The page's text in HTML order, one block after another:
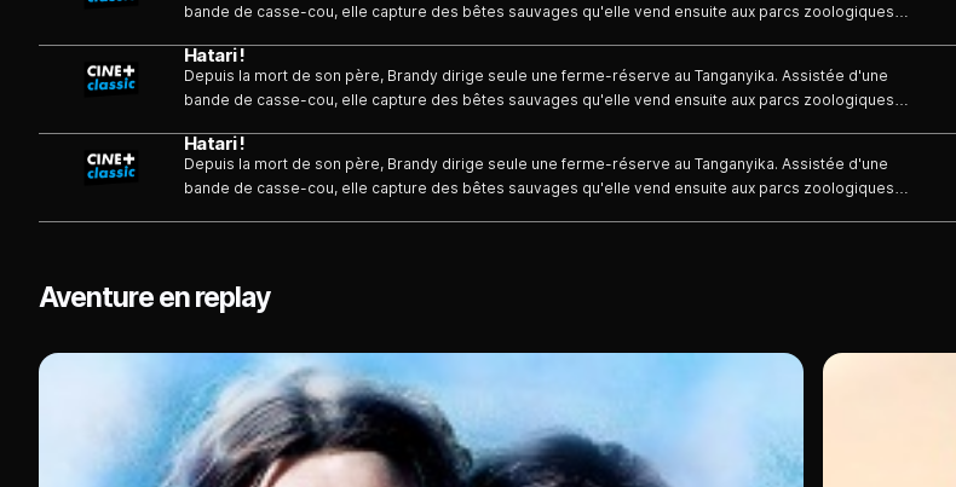
bande de casse-cou, elle capture des bêtes sauvages qu'elle vend ensuite aux parcs zoologiques
locale...
Hatari !
Depuis la mort de son père, Brandy dirige seule une ferme-réserve au Tanganyika. Assistée d'une
bande de casse-cou, elle capture des bêtes sauvages qu'elle vend ensuite aux parcs zoologiques
locale...
Hatari !
Depuis la mort de son père, Brandy dirige seule une ferme-réserve au Tanganyika. Assistée d'une
bande de casse-cou, elle capture des bêtes sauvages qu'elle vend ensuite aux parcs zoologiques
Aventure en replay